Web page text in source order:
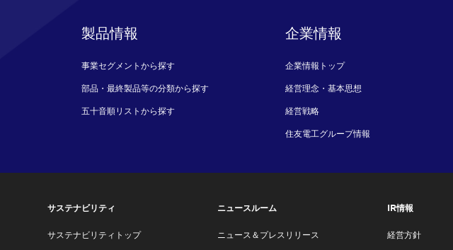
製品情報
事業セグメントから探す
部品・最終製品等の分類から探す
五十音順リストから探す
企業情報
企業情報トップ
経営理念・基本思想
経営戦略
住友電工グループ情報
サステナビリティ
サステナビリティトップ
ニュースルーム
ニュース＆プレスリリース
IR情報
経営方針